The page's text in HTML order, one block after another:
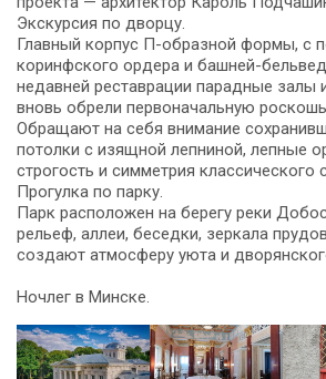
Экскурсия по дворцу.
Главный корпус П-образной формы, с
коринфского ордера и башней-
недавней реставрации парадные
вновь обрели первоначальную роскошь.
Обращают на себя внимание
потолки с изящной лепниной, лепные
строгость и симметрия классического
Прогулка по парку.
Парк расположен на берегу реки
рельеф, аллеи, беседки, зеркала
создают атмосферу уюта и
Ноч­лег в Мин­ске.